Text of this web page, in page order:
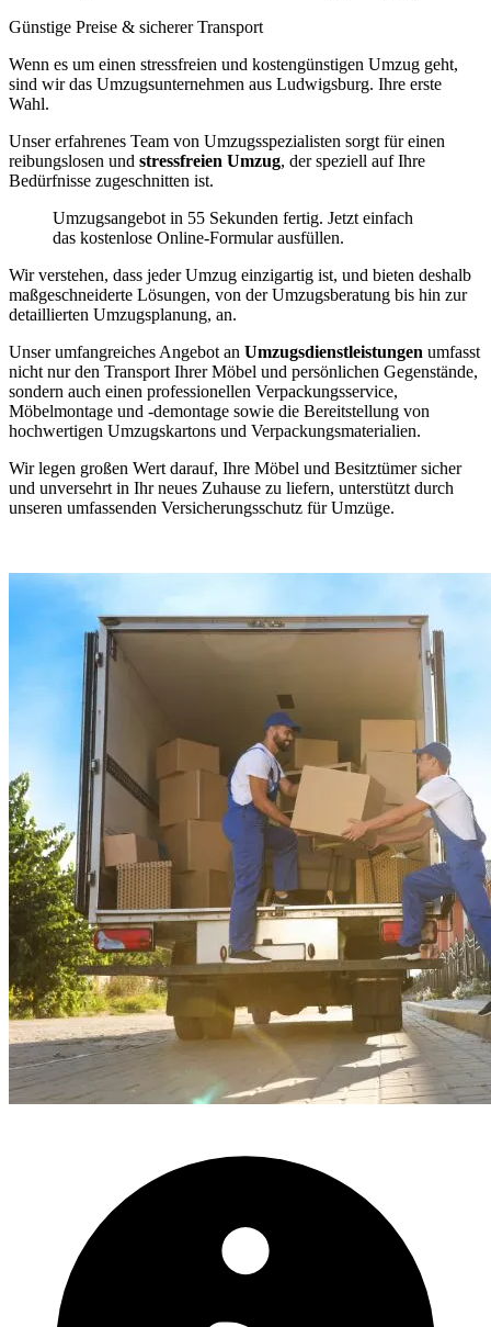
Günstige Preise & sicherer Transport
Wenn es um einen stressfreien und kostengünstigen Umzug geht,
sind wir das Umzugsunternehmen aus Ludwigsburg. Ihre erste
Wahl.
Unser erfahrenes Team von Umzugsspezialisten sorgt für einen
reibungslosen und stressfreien Umzug, der speziell auf Ihre
Bedürfnisse zugeschnitten ist.
Umzugsangebot in 55 Sekunden fertig. Jetzt einfach
das kostenlose Online-Formular ausfüllen.
Wir verstehen, dass jeder Umzug einzigartig ist, und bieten deshalb
maßgeschneiderte Lösungen, von der Umzugsberatung bis hin zur
detaillierten Umzugsplanung, an.
Unser umfangreiches Angebot an Umzugsdienstleistungen umfasst
nicht nur den Transport Ihrer Möbel und persönlichen Gegenstände,
sondern auch einen professionellen Verpackungsservice,
Möbelmontage und -demontage sowie die Bereitstellung von
hochwertigen Umzugskartons und Verpackungsmaterialien.
Wir legen großen Wert darauf, Ihre Möbel und Besitztümer sicher
und unversehrt in Ihr neues Zuhause zu liefern, unterstützt durch
unseren umfassenden Versicherungsschutz für Umzüge.